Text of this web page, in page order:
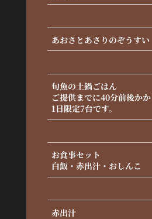
あおさとあさりのぞうすい
旬魚の土鍋ごはん
ご提供までに40分前後かか
1日限定7台です。
お食事セット
白飯・赤出汁・おしんこ
赤出汁